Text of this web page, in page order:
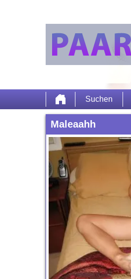
Suchen
Maleaahh